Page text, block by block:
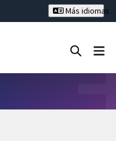
Más idiomas